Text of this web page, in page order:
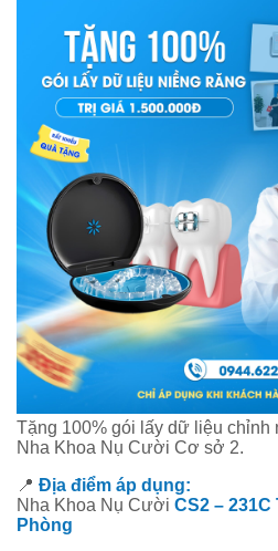
Tặng 100% gói lấy dữ liệu chỉnh
Nha Khoa Nụ Cười Cơ sở 2.
📍 Địa điểm áp dụng:
Nha Khoa Nụ Cười CS2 –
Phòng